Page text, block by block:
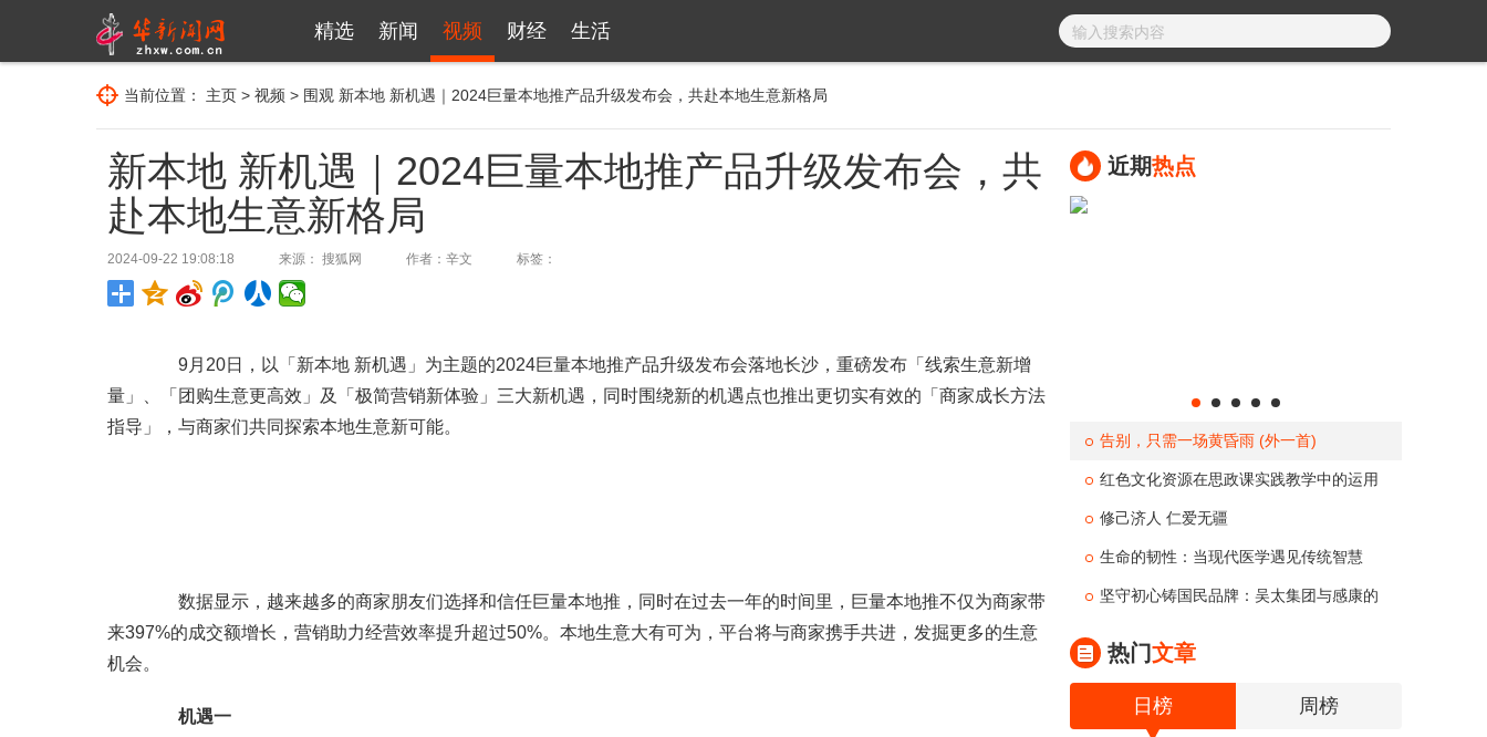
精选 新闻 视频 财经 生活
当前位置： 主页 > 视频 > 围观 新本地 新机遇｜2024巨量本地推产品升级发布会，共赴本地生意新格局
新本地 新机遇｜2024巨量本地推产品升级发布会，共
赴本地生意新格局
2024-09-22 19:08:18 来源： 搜狐网 作者：辛文 标签：
9月20日，以「新本地 新机遇」为主题的2024巨量本地推产品升级发布会落地长沙，重磅发布「线索生意新增
量」、「团购生意更高效」及「极简营销新体验」三大新机遇，同时围绕新的机遇点也推出更切实有效的「商家成长方法
指导」，与商家们共同探索本地生意新可能。
数据显示，越来越多的商家朋友们选择和信任巨量本地推，同时在过去一年的时间里，巨量本地推不仅为商家带
来397%的成交额增长，营销助力经营效率提升超过50%。本地生意大有可为，平台将与商家携手共进，发掘更多的生意
机会。
机遇一
近期热点
告别，只需一场黄昏雨 (外一首)
红色文化资源在思政课实践教学中的运用
研究修己济人 仁爱无疆
生命的韧性：当现代医学遇见传统智慧
——走进武汉名逸肿瘤医院的康复之路
坚守初心铸国民品牌：吴太集团与感康的
二十余年发展之路
热门文章
日榜 周榜